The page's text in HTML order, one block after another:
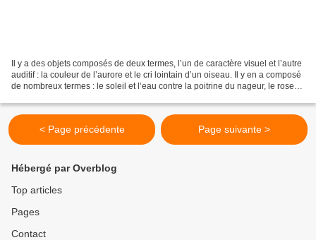
Il y a des objets composés de deux termes, l’un de caractère visuel et l’autre
auditif : la couleur de l’aurore et le cri lointain d’un oiseau. Il y en a composé
de nombreux termes : le soleil et l’eau contre la poitrine du nageur, le rose
< Page précédente Page suivante >
Hébergé par Overblog
Top articles
Pages
Contact